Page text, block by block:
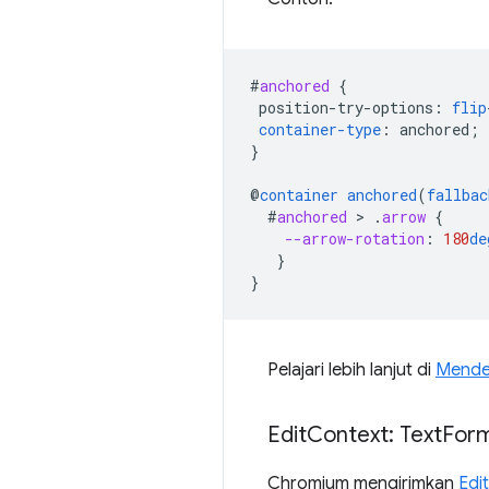
#anchored {
position-try-options : flip
container-type : anchored ;
}
@container anchored(
#anchored > .arrow {
--arrow-rotation : 180
}
}
Pelajari lebih lanjut di
EditContext: Text
Chromium mengirimkan